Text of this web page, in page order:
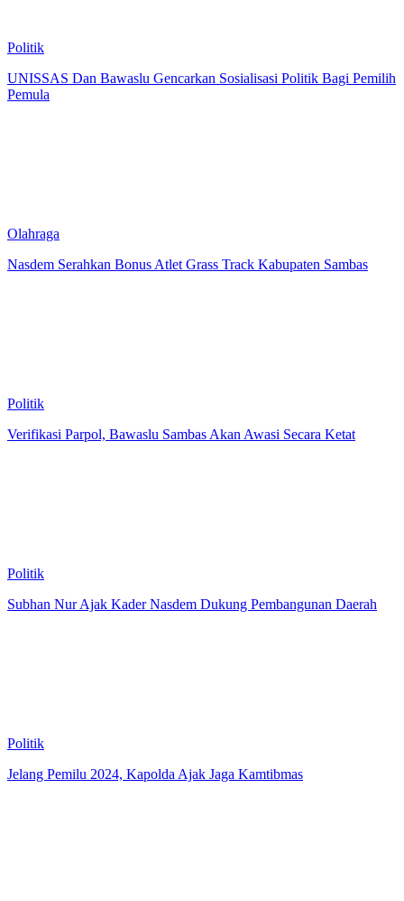
Politik
UNISSAS Dan Bawaslu Gencarkan Sosialisasi Politik Bagi Pemilih
Pemula
Olahraga
Nasdem Serahkan Bonus Atlet Grass Track Kabupaten Sambas
Politik
Verifikasi Parpol, Bawaslu Sambas Akan Awasi Secara Ketat
Politik
Subhan Nur Ajak Kader Nasdem Dukung Pembangunan Daerah
Politik
Jelang Pemilu 2024, Kapolda Ajak Jaga Kamtibmas